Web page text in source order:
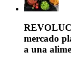
mercado
a una